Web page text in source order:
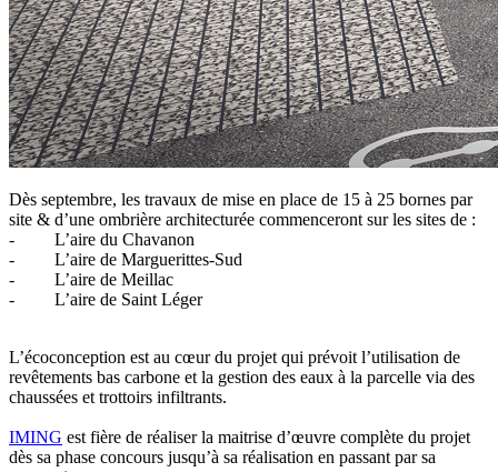
Dès septembre, les travaux de mise en place de 15 à 25 bornes par
site & d’une ombrière architecturée commenceront sur les sites de :
- L’aire du Chavanon
- L’aire de Marguerittes-Sud
- L’aire de Meillac
- L’aire de Saint Léger
L’écoconception est au cœur du projet qui prévoit l’utilisation de
revêtements bas carbone et la gestion des eaux à la parcelle via des
chaussées et trottoirs infiltrants.
IMING est fière de réaliser la maitrise d’œuvre complète du projet
dès sa phase concours jusqu’à sa réalisation en passant par sa